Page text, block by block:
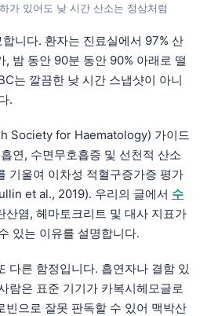
가 있어도 낮 시간 산소는 정상처럼
니다. 환자는 진료실에서 97% 산
, 밤 동안 90분 동안 90% 아래로 떨
는 깔끔한 낮 시간 스냅샷이 아니
.
Society for Haematology) 가이드
연, 수면무호흡증 및 선천적 산소
기울여 이차성 적혈구증가증 평가
et al., 2019). 우리의 글에서 수
산염, 헤마토크리트 및 대사 지표가
있는 이유를 설명합니다.
다른 함정입니다. 흡연자나 결함 있
람은 표준 기기가 카복시헤모글로
빈으로 잘못 판독할 수 있어 맥박산